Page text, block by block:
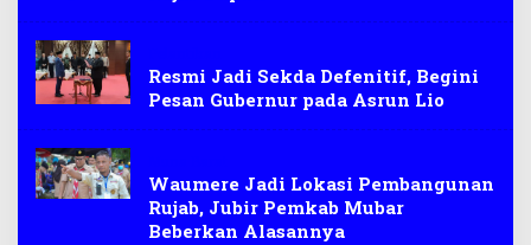
Resmi Jadi Sekda Defenitif, Begini
Pesan Gubernur pada Asrun Lio
Waumere Jadi Lokasi Pembangunan
Rujab, Jubir Pemkab Mubar
Beberkan Alasannya